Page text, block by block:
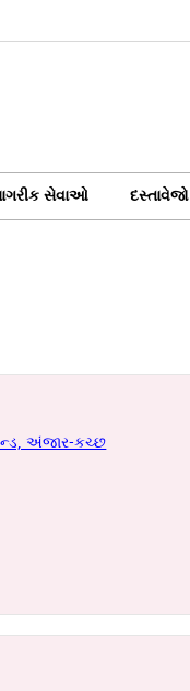
સેવાઓ દસ્તાવેજો
અંજાર-કચ્છ